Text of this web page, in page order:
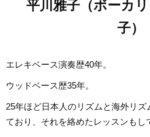
平川雅子（ボーカ
子）
エレキベース演奏歴40年。
ウッドベース歴35年。
25年ほど日本人のリズムと海外リ
ており、それを絡めたレッスンもし